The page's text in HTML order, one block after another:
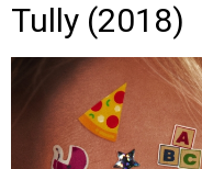
Tully (2018)